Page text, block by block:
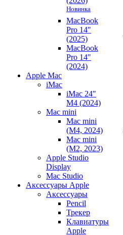
Новинка
MacBook
Pro 14"
(2025)
MacBook
Pro 14"
(2024)
Apple Mac
iMac
iMac 24"
M4 (2024)
Mac mini
Mac mini
(M4, 2024)
Mac mini
(M2, 2023)
Apple Studio
Display
Mac Studio
Аксессуары Apple
Аксессуары
Pencil
Трекер
Клавиатуры
Apple